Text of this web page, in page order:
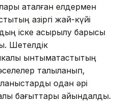
аталған елдермен
қазіргі жай-күйі
іске асырылу барысы
Шетелдік
ынтымақтастықтың
талқыланып,
одан әрі
бағыттары айқындалды.